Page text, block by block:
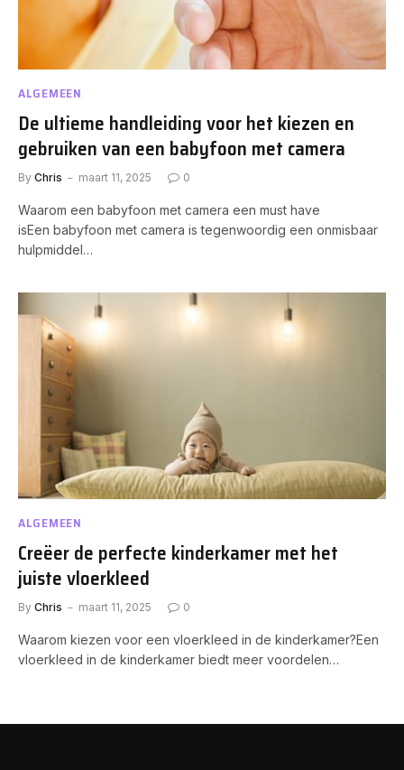
ALGEMEEN
De ultieme handleiding voor het kiezen en
gebruiken van een babyfoon met camera
By Chris maart 11, 2025 0
Waarom een babyfoon met camera een must have
isEen babyfoon met camera is tegenwoordig een onmisbaar
hulpmiddel…
ALGEMEEN
Creëer de perfecte kinderkamer met het
juiste vloerkleed
By Chris maart 11, 2025 0
Waarom kiezen voor een vloerkleed in de kinderkamer?Een
vloerkleed in de kinderkamer biedt meer voordelen…